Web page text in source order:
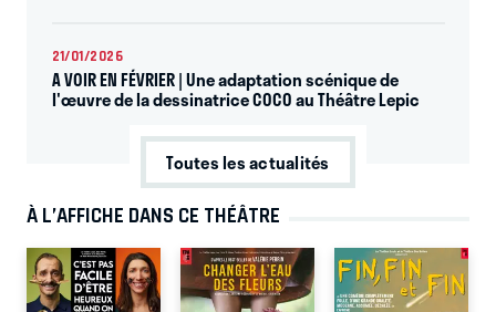
21/01/2026
A VOIR EN FÉVRIER | Une adaptation scénique de
l'œuvre de la dessinatrice COCO au Théâtre Lepic
Toutes les actualités
À L’AFFICHE DANS CE THÉÂTRE